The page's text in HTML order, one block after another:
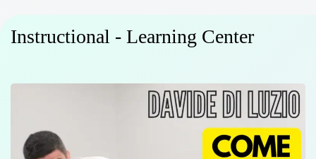
Instructional - Learning Center